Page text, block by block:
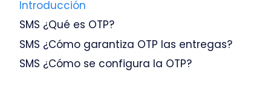
Introducción
SMS ¿Qué es OTP?
SMS ¿Cómo garantiza OTP las entregas?
SMS ¿Cómo se configura la OTP?